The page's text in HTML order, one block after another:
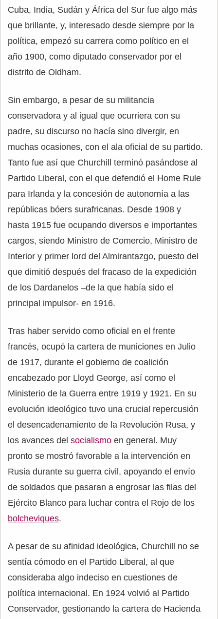
Cuba, India, Sudán y África del Sur fue algo más
que brillante, y, interesado desde siempre por la
política, empezó su carrera como político en el
año 1900, como diputado conservador por el
distrito de Oldham.
Sin embargo, a pesar de su militancia
conservadora y al igual que ocurriera con su
padre, su discurso no hacía sino divergir, en
muchas ocasiones, con el ala oficial de su partido.
Tanto fue así que Churchill terminó pasándose al
Partido Liberal, con el que defendió el Home Rule
para Irlanda y la concesión de autonomía a las
repúblicas bóers surafricanas. Desde 1908 y
hasta 1915 fue ocupando diversos e importantes
cargos, siendo Ministro de Comercio, Ministro de
Interior y primer lord del Almirantazgo, puesto del
que dimitió después del fracaso de la expedición
de los Dardanelos –de la que había sido el
principal impulsor- en 1916.
Tras haber servido como oficial en el frente
francés, ocupó la cartera de municiones en Julio
de 1917, durante el gobierno de coalición
encabezado por Lloyd George, así como el
Ministerio de la Guerra entre 1919 y 1921. En su
evolución ideológico tuvo una crucial repercusión
el desencadenamiento de la Revolución Rusa, y
los avances del socialismo en general. Muy
pronto se mostró favorable a la intervención en
Rusia durante su guerra civil, apoyando el envío
de soldados que pasaran a engrosar las filas del
Ejército Blanco para luchar contra el Rojo de los
bolcheviques.
A pesar de su afinidad ideológica, Churchill no se
sentía cómodo en el Partido Liberal, al que
consideraba algo indeciso en cuestiones de
política internacional. En 1924 volvió al Partido
Conservador, gestionando la cartera de Hacienda